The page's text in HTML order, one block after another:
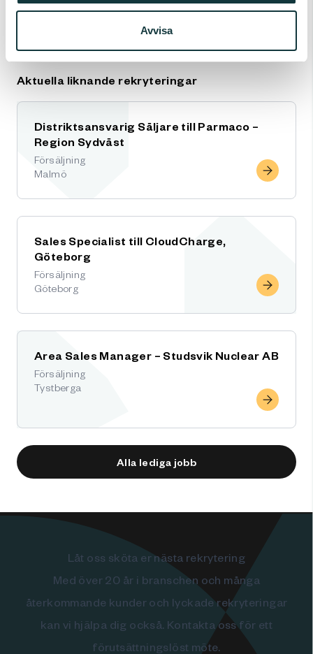
Avvisa
Rekrytering, Harry Rubino på 0733-763930.
Varmt välkommen med din ansökan!
Aktuella liknande rekryteringar
Distriktsansvarig Säljare till Parmaco –
Region Sydväst
Försäljning
Malmö
Sales Specialist till CloudCharge,
Göteborg
Försäljning
Göteborg
Area Sales Manager – Studsvik Nuclear AB
Försäljning
Tystberga
Alla lediga jobb
Låt oss sköta er nästa rekrytering
Med över 20 år i branschen och många
återkommande kunder och lyckade rekryteringar
kan vi hjälpa dig också. Kontakta oss för ett
förutsättningslöst möte.